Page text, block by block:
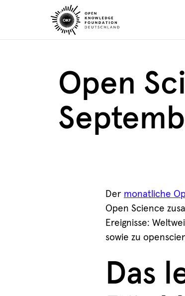
Skip
to
Open
Der monatliche
Open Science
Ereignisse:
sowie zu
Das